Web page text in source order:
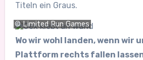
Titeln ein Graus.
© Limited Run Games
Wo wir wohl landen, wenn wir
Plattform rechts fallen